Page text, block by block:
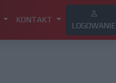
KONTAKT
LOGOWANIE